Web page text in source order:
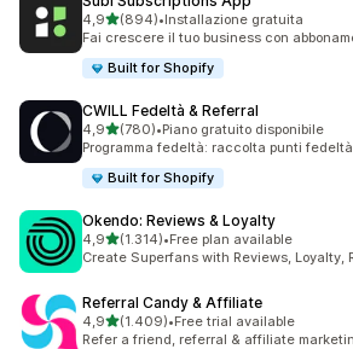
4,9stelle su 5
(894)
894 recensioni totali
•Installazione gratuita
Fai crescere il tuo business con
Built for Shopify
CWILL Fedeltà & Referral
4,9stelle su 5
(780)
780 recensioni totali
•Piano gratuito disponibile
Programma fedeltà: raccolta punti
Built for Shopify
Okendo: Reviews & Loyalty
4,9stelle su 5
(1.314)
1314 recensioni totali
•Free plan available
Create Superfans with Reviews, Loyalty,
Referral Candy & Affiliate
4,9stelle su 5
(1.409)
1409 recensioni totali
•Free trial available
Refer a friend, referral & affiliate